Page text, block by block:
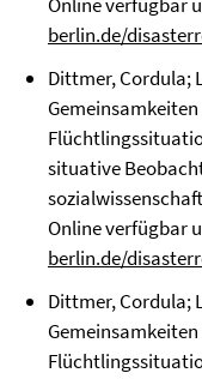
berlin.de/
Dittmer, Cordula;
situative
Online verfügbar
berlin.de/
Dittmer, Cordula;